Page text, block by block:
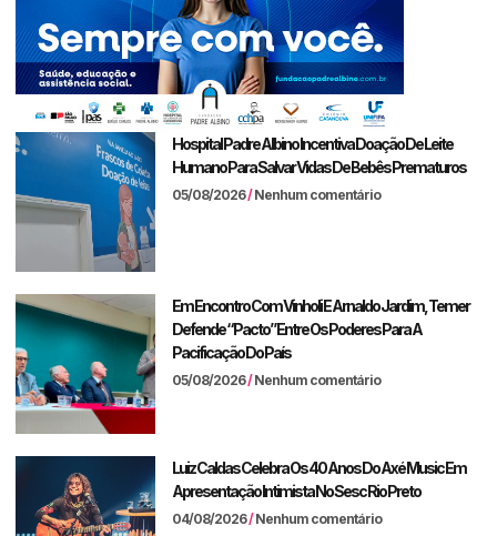
Hospital Padre Albino Incentiva Doação De Leite
Humano Para Salvar Vidas De Bebês Prematuros
05/08/2026 Nenhum comentário
Em Encontro Com Vinholi E Arnaldo Jardim, Temer
Defende “pacto” Entre Os Poderes Para A
Pacificação Do País
05/08/2026 Nenhum comentário
Luiz Caldas Celebra Os 40 Anos Do Axé Music Em
Apresentação Intimista No Sesc Rio Preto
04/08/2026 Nenhum comentário